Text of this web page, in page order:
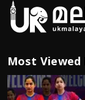
Most Viewed